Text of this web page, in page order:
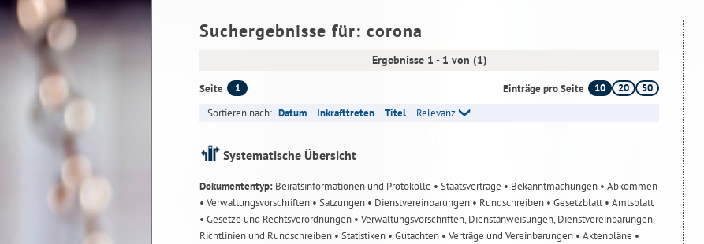
Suchergebnisse für: corona
Ergebnisse 1 - 1 von (1)
Seite 1 Einträge pro Seite 10 20
50
Sortieren nach: Datum Inkrafttreten Titel Relevanz
Systematische Übersicht
Dokumententyp: Beiratsinformationen und Protokolle • Staatsverträge • Bekanntmachungen • Abkommen
• Verwaltungsvorschriften • Satzungen • Dienstvereinbarungen • Rundschreiben • Gesetzblatt• Amtsblatt
• Gesetze und Rechtsverordnungen • Verwaltungsvorschriften, Dienstanweisungen, Dienstvereinbarungen,
Richtlinien und Rundschreiben • Statistiken • Gutachten • Verträge und Vereinbarungen • Aktenpläne •